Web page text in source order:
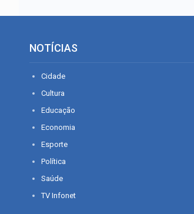
NOTÍCIAS
Cidade
Cultura
Educação
Economia
Esporte
Política
Saúde
TV Infonet